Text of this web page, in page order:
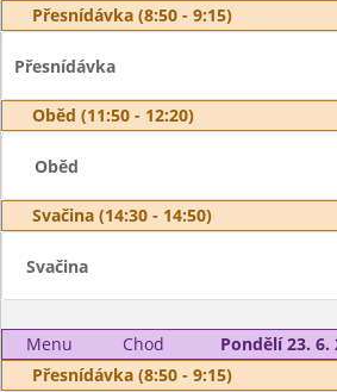
Přesnídávka (8:50 - 9:15)
Přesnídávka
Oběd (11:50 - 12:20)
Oběd
Svačina (14:30 - 14:50)
Svačina
Menu Chod
Pondělí 23. 6.
Přesnídávka (8:50 - 9:15)